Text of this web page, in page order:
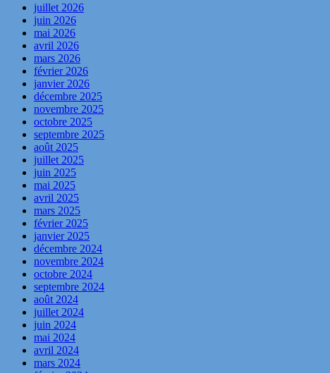
juillet 2026
juin 2026
mai 2026
avril 2026
mars 2026
février 2026
janvier 2026
décembre 2025
novembre 2025
octobre 2025
septembre 2025
août 2025
juillet 2025
juin 2025
mai 2025
avril 2025
mars 2025
février 2025
janvier 2025
décembre 2024
novembre 2024
octobre 2024
septembre 2024
août 2024
juillet 2024
juin 2024
mai 2024
avril 2024
mars 2024